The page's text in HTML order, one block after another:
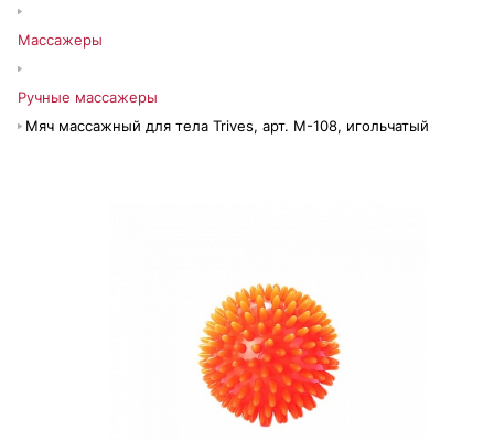
Массажеры
Ручные массажеры
Мяч массажный для тела Trives, арт. М-108, игольчатый